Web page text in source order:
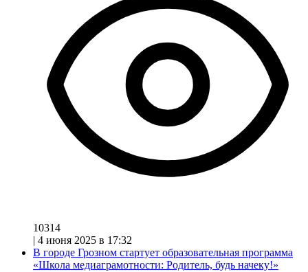
10314
| 4 июня 2025 в 17:32
В городе Грозном стартует образовательная программа
«Школа медиаграмотности: Родитель, будь начеку!»